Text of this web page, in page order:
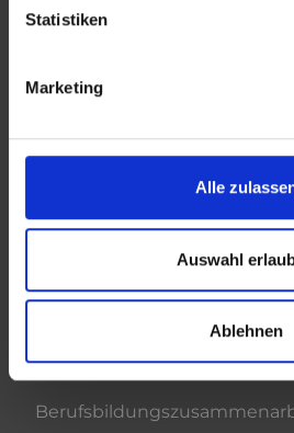
Statistiken
Marketing
Alle
Auswahl
Ablehnen
Spenden
MITGLIEDER
Unsere Mitglieder
News
THEMEN